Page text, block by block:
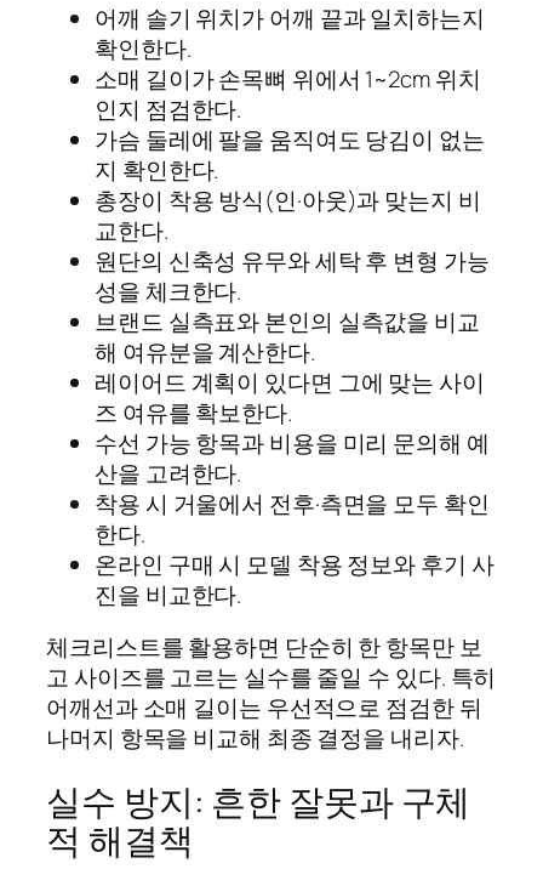
어깨 솔기 위치가 어깨 끝과 일치하는지
확인한다.
소매 길이가 손목뼈 위에서 1~2cm 위치
인지 점검한다.
가슴 둘레에 팔을 움직여도 당김이 없는
지 확인한다.
총장이 착용 방식(인·아웃)과 맞는지 비
교한다.
원단의 신축성 유무와 세탁 후 변형 가능
성을 체크한다.
브랜드 실측표와 본인의 실측값을 비교
해 여유분을 계산한다.
레이어드 계획이 있다면 그에 맞는 사이
즈 여유를 확보한다.
수선 가능 항목과 비용을 미리 문의해 예
산을 고려한다.
착용 시 거울에서 전후·측면을 모두 확인
한다.
온라인 구매 시 모델 착용 정보와 후기 사
진을 비교한다.
체크리스트를 활용하면 단순히 한 항목만 보
고 사이즈를 고르는 실수를 줄일 수 있다. 특히
어깨선과 소매 길이는 우선적으로 점검한 뒤
나머지 항목을 비교해 최종 결정을 내리자.
실수 방지: 흔한 잘못과 구체
적 해결책